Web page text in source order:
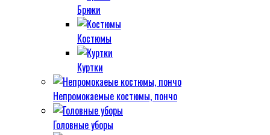
Брюки
Костюмы
Куртки
Непромокаемые костюмы, пончо
Головные уборы